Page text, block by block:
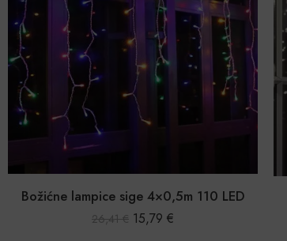
Božićne lampice sige 4×0,5m 110 LED
26,41€ 15,79 €